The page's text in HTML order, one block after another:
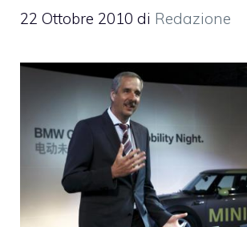
22 Ottobre 2010 di Redazione